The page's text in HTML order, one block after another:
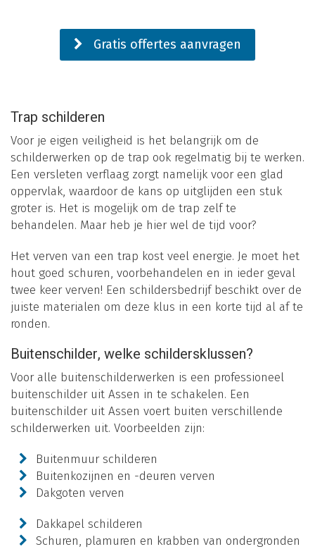
Gratis offertes aanvragen
Trap schilderen
Voor je eigen veiligheid is het belangrijk om de
schilderwerken op de trap ook regelmatig bij te werken.
Een versleten verflaag zorgt namelijk voor een glad
oppervlak, waardoor de kans op uitglijden een stuk
groter is. Het is mogelijk om de trap zelf te
behandelen. Maar heb je hier wel de tijd voor?
Het verven van een trap kost veel energie. Je moet het
hout goed schuren, voorbehandelen en in ieder geval
twee keer verven! Een schildersbedrijf beschikt over de
juiste materialen om deze klus in een korte tijd al af te
ronden.
Buitenschilder, welke schildersklussen?
Voor alle buitenschilderwerken is een professioneel
buitenschilder uit Assen in te schakelen. Een
buitenschilder uit Assen voert buiten verschillende
schilderwerken uit. Voorbeelden zijn:
Buitenmuur schilderen
Buitenkozijnen en -deuren verven
Dakgoten verven
Dakkapel schilderen
Schuren, plamuren en krabben van ondergronden